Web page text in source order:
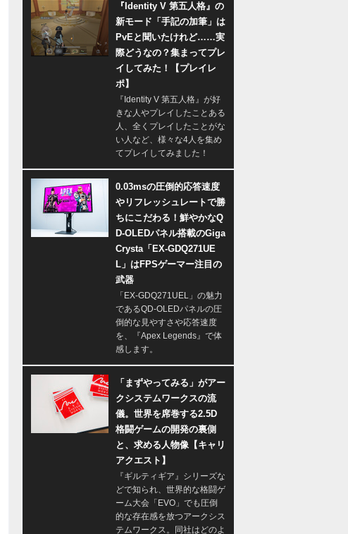
『Identity V 第五人格』の
新モード「手記の加筆」は
PvEと聞いたけれど……実
際どうなの？集まってプレ
イしてみた！【プレイレ
ポ】
『Identity V 第五人格』が好
きな人やプレイしたことある
人、全くプレイしたことがな
い人など、様々な4人を集め
てプレイしてみました！
0.03msの圧倒的応答速度
やリフレッシュレートで勝
ちにこだわる！鮮やかなQ
D-OLEDパネル搭載のGiga
Crysta「EX-GDQ271UE
L」はFPSゲーマー注目の
武器
「EX-GDQ271UEL」の魅力
であるQD-OLEDパネルの圧
倒的な見やすさや応答速度
を、『Apex Legends』で体
感します。
「まずやってみる」がアー
クシステムワークスの流
儀。世界を席巻する2.5D
格闘ゲームの開発の裏側
と、求める人物像【キャリ
アクエスト】
『ギルティギア』シリーズな
どで知られ、世界的な格闘ゲ
ーム大会「EVO」でも圧倒
的な存在感を放つアークシス
テムワークス。同社はどのよ